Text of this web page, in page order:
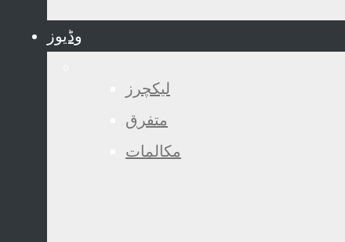
وڈیوز
لیکچرز
متفرق
مکالمات